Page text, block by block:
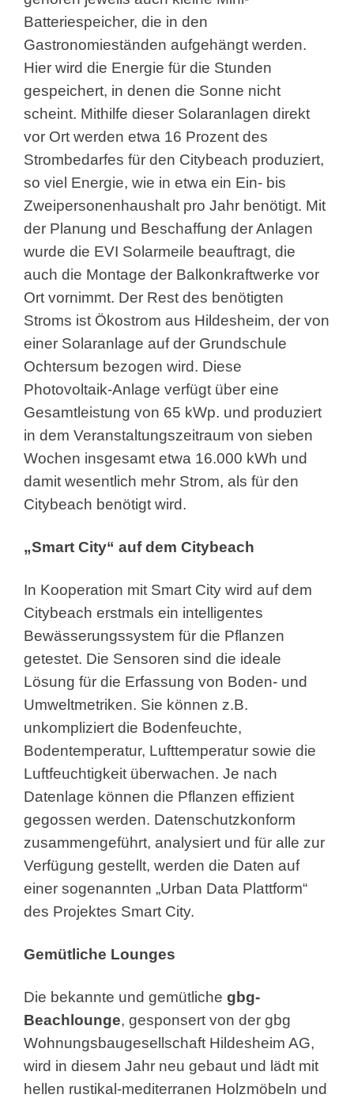
Batteriespeicher, die in den
Gastronomieständen aufgehängt werden.
Hier wird die Energie für die Stunden
gespeichert, in denen die Sonne nicht
scheint. Mithilfe dieser Solaranlagen direkt
vor Ort werden etwa 16 Prozent des
Strombedarfes für den Citybeach produziert,
so viel Energie, wie in etwa ein Ein- bis
Zweipersonenhaushalt pro Jahr benötigt. Mit
der Planung und Beschaffung der Anlagen
wurde die EVI Solarmeile beauftragt, die
auch die Montage der Balkonkraftwerke vor
Ort vornimmt. Der Rest des benötigten
Stroms ist Ökostrom aus Hildesheim, der von
einer Solaranlage auf der Grundschule
Ochtersum bezogen wird. Diese
Photovoltaik-Anlage verfügt über eine
Gesamtleistung von 65 kWp. und produziert
in dem Veranstaltungszeitraum von sieben
Wochen insgesamt etwa 16.000 kWh und
damit wesentlich mehr Strom, als für den
Citybeach benötigt wird.
„Smart City“ auf dem Citybeach
In Kooperation mit Smart City wird auf dem
Citybeach erstmals ein intelligentes
Bewässerungssystem für die Pflanzen
getestet. Die Sensoren sind die ideale
Lösung für die Erfassung von Boden- und
Umweltmetriken. Sie können z.B.
unkompliziert die Bodenfeuchte,
Bodentemperatur, Lufttemperatur sowie die
Luftfeuchtigkeit überwachen. Je nach
Datenlage können die Pflanzen effizient
gegossen werden. Datenschutzkonform
zusammengeführt, analysiert und für alle zur
Verfügung gestellt, werden die Daten auf
einer sogenannten „Urban Data Plattform“
des Projektes Smart City.
Gemütliche Lounges
Die bekannte und gemütliche gbg-
Beachlounge, gesponsert von der gbg
Wohnungsbaugesellschaft Hildesheim AG,
wird in diesem Jahr neu gebaut und lädt mit
hellen rustikal-mediterranen Holzmöbeln und